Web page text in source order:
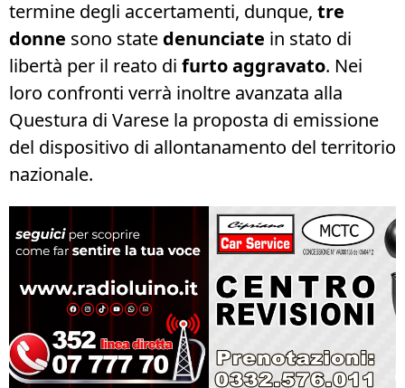
termine degli accertamenti, dunque, tre
donne sono state denunciate in stato di
libertà per il reato di furto aggravato. Nei
loro confronti verrà inoltre avanzata alla
Questura di Varese la proposta di emissione
del dispositivo di allontanamento del territorio
nazionale.